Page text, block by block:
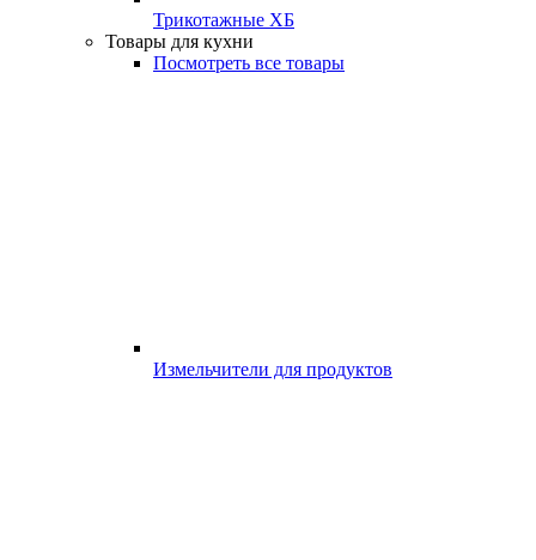
Трикотажные ХБ
Товары для кухни
Посмотреть все товары
Измельчители для продуктов